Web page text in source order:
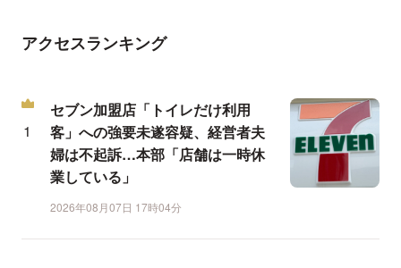
アクセスランキング
セブン加盟店「トイレだけ利用
客」への強要未遂容疑、経営者夫
婦は不起訴…本部「店舗は一時休
業している」
2026年08月07日 17時04分